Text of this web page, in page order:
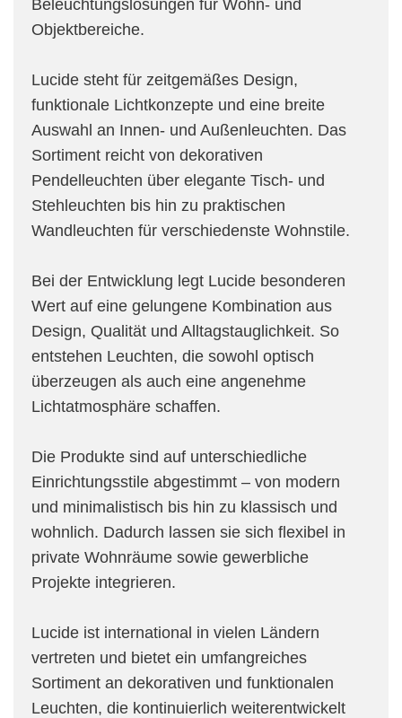
Beleuchtungslösungen für Wohn- und
Objektbereiche.
Lucide steht für zeitgemäßes Design,
funktionale Lichtkonzepte und eine breite
Auswahl an Innen- und Außenleuchten. Das
Sortiment reicht von dekorativen
Pendelleuchten über elegante Tisch- und
Stehleuchten bis hin zu praktischen
Wandleuchten für verschiedenste Wohnstile.
Bei der Entwicklung legt Lucide besonderen
Wert auf eine gelungene Kombination aus
Design, Qualität und Alltagstauglichkeit. So
entstehen Leuchten, die sowohl optisch
überzeugen als auch eine angenehme
Lichtatmosphäre schaffen.
Die Produkte sind auf unterschiedliche
Einrichtungsstile abgestimmt – von modern
und minimalistisch bis hin zu klassisch und
wohnlich. Dadurch lassen sie sich flexibel in
private Wohnräume sowie gewerbliche
Projekte integrieren.
Lucide ist international in vielen Ländern
vertreten und bietet ein umfangreiches
Sortiment an dekorativen und funktionalen
Leuchten, die kontinuierlich weiterentwickelt